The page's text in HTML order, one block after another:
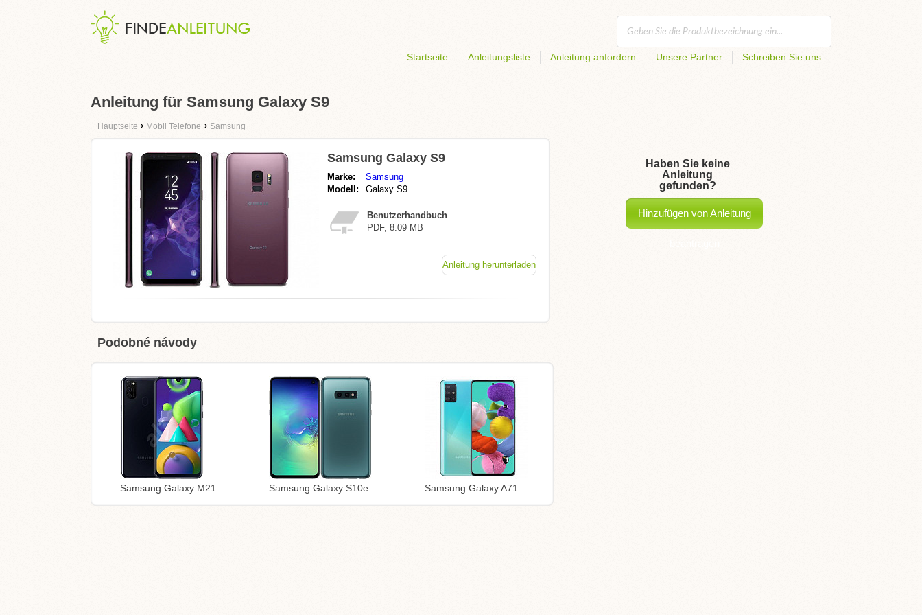
Startseite Anleitungsliste Anleitung anfordern Unsere Partner Schreiben Sie uns
Anleitung für Samsung Galaxy S9
Hauptseite › Mobil Telefone › Samsung
Samsung Galaxy S9
Marke:
Samsung
Modell:
Galaxy S9
Benutzerhandbuch
PDF, 8.09 MB
Anleitung herunterladen
Podobné návody
Samsung Galaxy M21 Samsung Galaxy S10e Samsung Galaxy A71
Haben Sie keine
Anleitung
gefunden?
Hinzufügen von Anleitung